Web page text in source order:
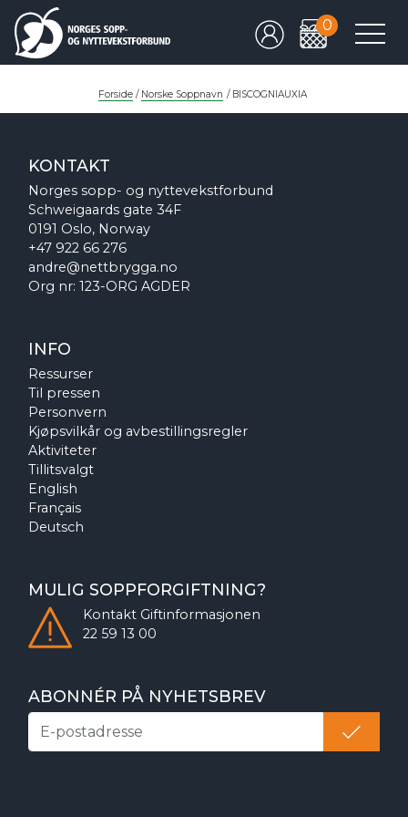
0
Forside / Norske Soppnavn / BISCOGNIAUXIA
KONTAKT
Norges sopp- og nyttevekstforbund
Schweigaards gate 34F
0191 Oslo, Norway
+47 922 66 276
andre@nettbrygga.no
Org nr: 123-ORG AGDER
INFO
Ressurser
Til pressen
Personvern
Kjøpsvilkår og avbestillingsregler
Aktiviteter
Tillitsvalgt
English
Français
Deutsch
MULIG SOPPFORGIFTNING?
Kontakt Giftinformasjonen
22 59 13 00
ABONNÉR PÅ NYHETSBREV